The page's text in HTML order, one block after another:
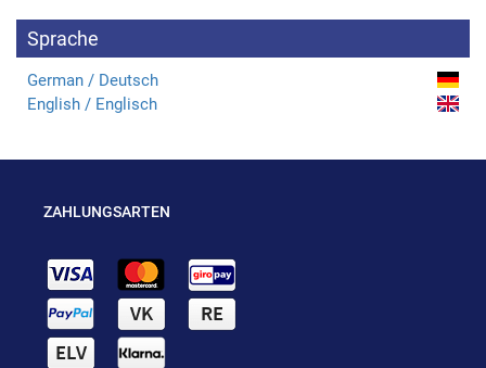
Sprache
German / Deutsch
English / Englisch
ZAHLUNGSARTEN